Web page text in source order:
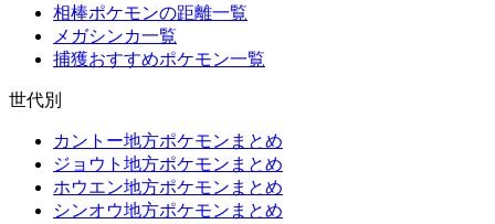
相棒ポケモンの距離一覧
メガシンカ一覧
捕獲おすすめポケモン一覧
世代別
カントー地方ポケモンまとめ
ジョウト地方ポケモンまとめ
ホウエン地方ポケモンまとめ
シンオウ地方ポケモンまとめ